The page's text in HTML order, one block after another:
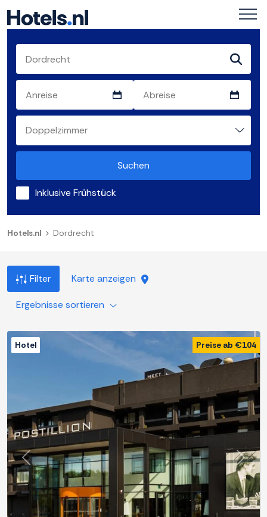
Suchen
Inklusive Frühstück
Hotels.nl Dordrecht
Filter Karte anzeigen
Ergebnisse sortieren
Zurück
Hotel Preise ab €104